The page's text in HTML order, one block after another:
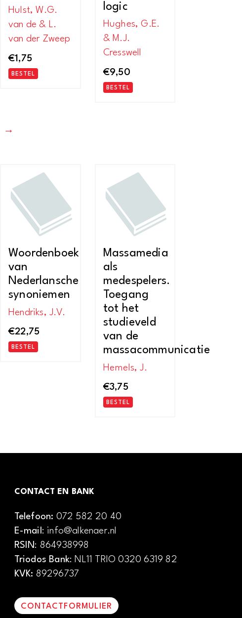
Hulst, W.G.
van de & L.
van der Zweep
€1,75
BESTEL
logic
Hughes, G.E.
& M.J.
Cresswell
€9,50
BESTEL
Woordenboek
van
Nederlansche
synoniemen
Hendriks, J.V.
€22,75
BESTEL
Massamedia
als
medespelers.
Toegang
tot het
studieveld
van de
massacommunicatie
Hemels, J.
€3,75
BESTEL
→
CONTACT EN BANK
Telefoon: 072 582 20 40
E-mail: info@alkenaer.nl
RSIN: 864938998
Triodos Bank: NL11 TRIO 0320 6319 82
KVK: 89296737
CONTACTFORMULIER